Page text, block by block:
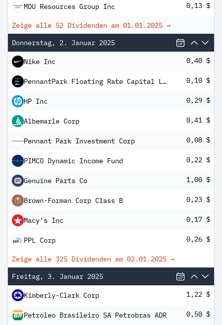
MDU Resources Group Inc 0,13 $
Zeige alle 52 Dividenden am 01.01.2025 →
Donnerstag, 2. Januar 2025
Nike Inc 0,40 $
PennantPark Floating Rate Capital Ltd 0,10 $
HP Inc 0,29 $
Albemarle Corp 0,41 $
Pennant Park Investment Corp 0,08 $
PIMCO Dynamic Income Fund 0,22 $
Genuine Parts Co 1,00 $
Brown-Forman Corp Class B 0,23 $
Macy's Inc 0,17 $
PPL Corp 0,26 $
Zeige alle 325 Dividenden am 02.01.2025 →
Freitag, 3. Januar 2025
Kimberly-Clark Corp 1,22 $
Petroleo Brasileiro SA Petrobras ADR 0,50 $